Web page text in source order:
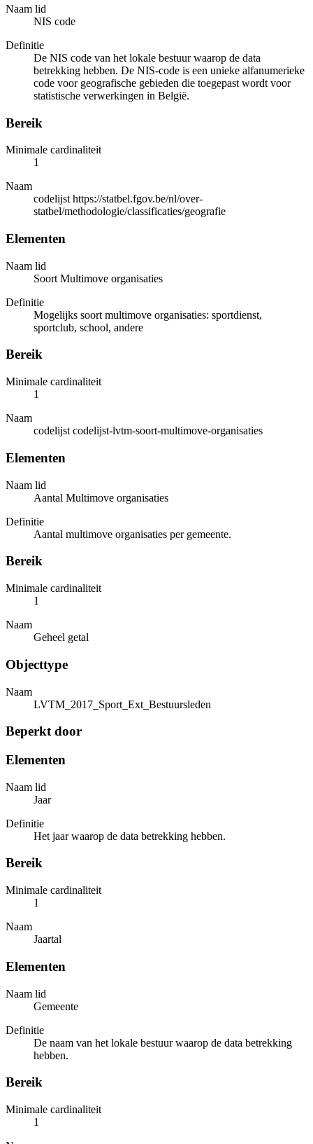
Naam lid
NIS code
Definitie
De NIS code van het lokale bestuur waarop de data
betrekking hebben. De NIS-code is een unieke alfanumerieke
code voor geografische gebieden die toegepast wordt voor
statistische verwerkingen in België.
Bereik
Minimale cardinaliteit
1
Naam
codelijst https://statbel.fgov.be/nl/over-
statbel/methodologie/classificaties/geografie
Elementen
Naam lid
Soort Multimove organisaties
Definitie
Mogelijks soort multimove organisaties: sportdienst,
sportclub, school, andere
Bereik
Minimale cardinaliteit
1
Naam
codelijst codelijst-lvtm-soort-multimove-organisaties
Elementen
Naam lid
Aantal Multimove organisaties
Definitie
Aantal multimove organisaties per gemeente.
Bereik
Minimale cardinaliteit
1
Naam
Geheel getal
Objecttype
Naam
LVTM_2017_Sport_Ext_Bestuursleden
Beperkt door
Elementen
Naam lid
Jaar
Definitie
Het jaar waarop de data betrekking hebben.
Bereik
Minimale cardinaliteit
1
Naam
Jaartal
Elementen
Naam lid
Gemeente
Definitie
De naam van het lokale bestuur waarop de data betrekking
hebben.
Bereik
Minimale cardinaliteit
1